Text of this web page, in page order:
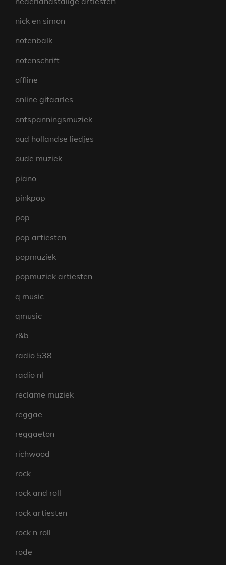
nick en simon
notenbalk
notenschrift
offline
online gitaarles
ontspanningsmuziek
oud hollandse liedjes
oude muziek
piano
pinkpop
pop
pop artiesten
popmuziek
popmuziek artiesten
q music
qmusic
r&b
radio 538
radio nl
reclame muziek
reggae
reggaeton
richwood
rock
rock and roll
rock artiesten
rock n roll
rode